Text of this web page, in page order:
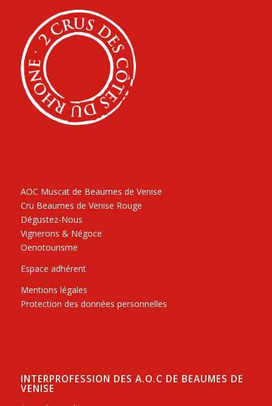
AOC Muscat de Beaumes de Venise
Cru Beaumes de Venise Rouge
Dégustez-Nous
Vignerons & Négoce
Oenotourisme
Espace adhérent
Mentions légales
Protection des données personnelles
INTERPROFESSION DES A.O.C DE BEAUMES DE
VENISE